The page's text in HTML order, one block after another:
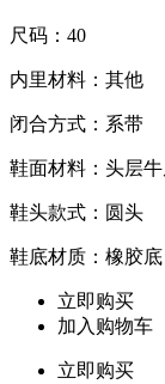
尺码：40
内里材料：其他
闭合方式：系带
鞋面材料：头层牛
鞋头款式：圆头
鞋底材质：橡胶底
立即购买
加入购物车
立即购买